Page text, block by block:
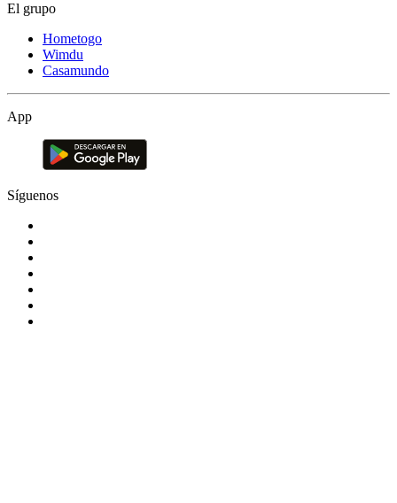
El grupo
Hometogo
Wimdu
Casamundo
App
Síguenos